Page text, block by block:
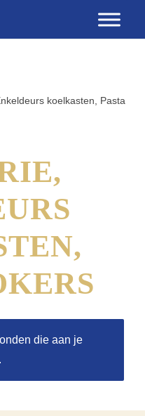
koelkasten, Pasta
die aan je